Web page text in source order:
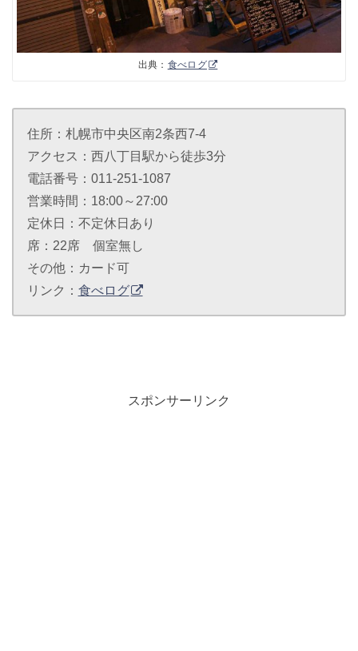
出典： 食べログ
住所：札幌市中央区南2条西7-4
アクセス：西八丁目駅から徒歩3分
電話番号：011-251-1087
営業時間：18:00～27:00
定休日：不定休日あり
席：22席 個室無し
その他：カード可
リンク： 食べログ
スポンサーリンク